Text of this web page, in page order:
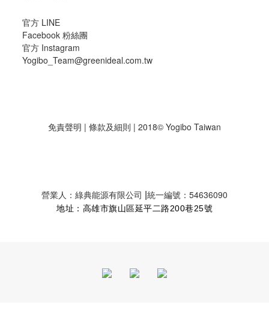
官方 LINE
Facebook 粉絲團
官方 Instagram
Yogibo_Team@greenideal.com.tw
免責聲明 | 條款及細則 | 2018© Yogibo Taiwan
營業人：綠典能源有限公司 |統一編號：54636090
地址：高雄市旗山區延平二路200巷25號